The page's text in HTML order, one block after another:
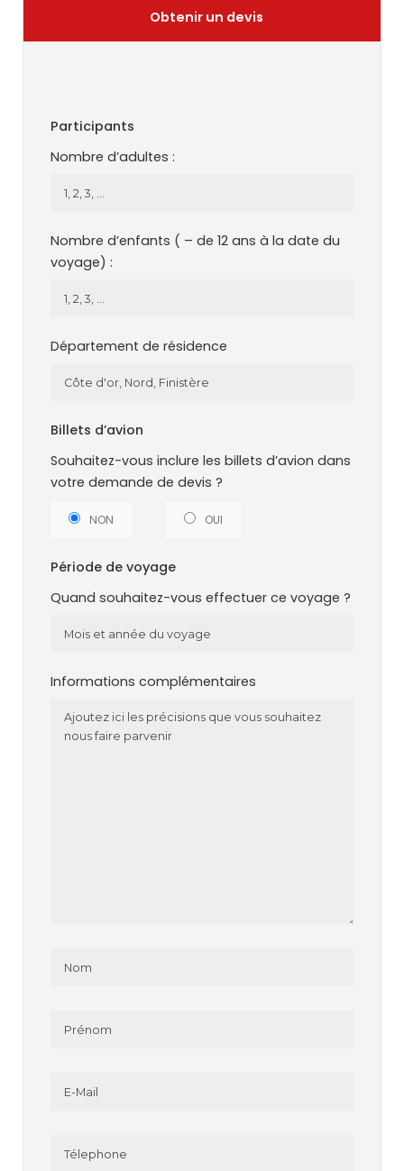
Obtenir un devis
Participants
Nombre d’adultes :
Nombre d’enfants ( – de 12 ans à la date du
voyage) :
Département de résidence
Billets d’avion
Souhaitez-vous inclure les billets d’avion dans
votre demande de devis ?
NON OUI
Période de voyage
Quand souhaitez-vous effectuer ce voyage ?
Informations complémentaires